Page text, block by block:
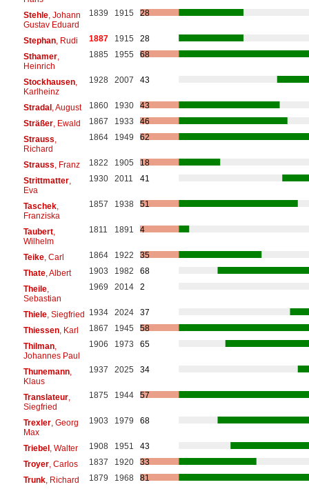
Stehle, Johann
Gustav Eduard
1839 1915 28
Stephan, Rudi 1887 1915
28
Sthamer,
Heinrich
1885 1955 68
Stockhausen,
Karlheinz
1928 2007 43
Stradal, August 1860 1930
43
Sträßer, Ewald 1867 1933
46
Strauss
Richard
1864 1949 62
Strauss , Franz 1822 1905
18
Strittmatter,
Eva
1930 2011 41
Taschek,
Franziska
1857 1938 51
Taubert,
Wilhelm
1811 1891 4
Teike, Carl 1864 1922
35
Thate, Albert 1903 1982
68
Theile,
Sebastian
1969 2014 2
Thiele, Siegfried 1934 2024
37
Thiessen, Karl 1867 1945
58
Thilman,
Johannes Paul
1906 1973 65
Thunemann,
Klaus
1937 2025 34
Translateur,
Siegfried
1875 1944 57
Trexler, Georg
Max
1903 1979 68
Triebel, Walter 1908 1951
43
Troyer, Carlos 1837 1920
33
Trunk, Richard 1879 1968 81